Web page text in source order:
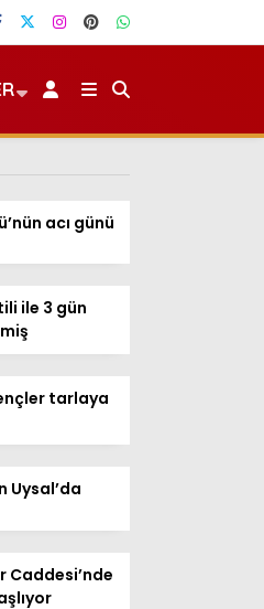
acı günü
ile 3 gün
tarlaya
Uysal’da
Caddesi’nde